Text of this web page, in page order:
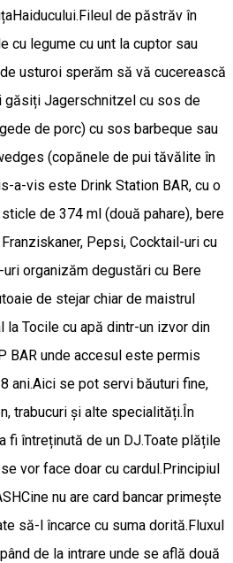
de păstrăv în
cu legume cu unt la cuptor sau
usturoi sperăm să vă cucerească
găsiți Jagerschnitzel cu sos de
de porc) cu sos barbeque sau
(copănele de pui tăvălite în
a-vis este Drink Station BAR, cu o
de 374 ml (două pahare), bere
Pepsi, Cocktail-uri cu
organizăm degustări cu Bere
de stejar chiar de maistrul
la Tocile cu apă dintr-un izvor din
BAR unde accesul este permis
ani.Aici se pot servi băuturi fine,
trabucuri și alte specialități.În
fi întreținută de un DJ.Toate plățile
vor face doar cu cardul.Principiul
nu are card bancar primește
să-l încarce cu suma dorită.Fluxul
de la intrare unde se află două